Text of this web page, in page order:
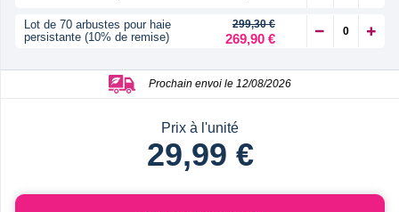
Lot de 70 arbustes pour haie
persistante (10% de remise)
299,30 €
269,90 €
Prochain envoi le 12/08/2026
Prix à l'unité
29,99 €